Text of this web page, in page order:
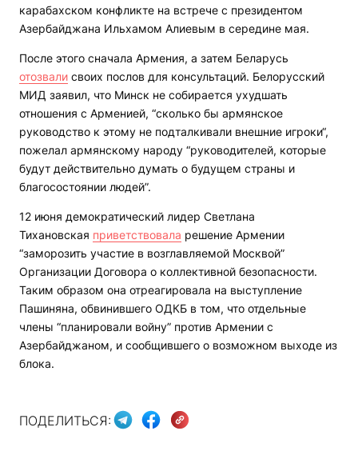
карабахском конфликте на встрече с президентом
Азербайджана Ильхамом Алиевым в середине мая.
После этого сначала Армения, а затем Беларусь
отозвали своих послов для консультаций. Белорусский
МИД заявил, что Минск не собирается ухудшать
отношения с Арменией, “сколько бы армянское
руководство к этому не подталкивали внешние игроки“,
пожелал армянскому народу “руководителей, которые
будут действительно думать о будущем страны и
благосостоянии людей”.
12 июня демократический лидер Светлана
Тихановская приветствовала решение Армении
“заморозить участие в возглавляемой Москвой”
Организации Договора о коллективной безопасности.
Таким образом она отреагировала на выступление
Пашиняна, обвинившего ОДКБ в том, что отдельные
члены “планировали войну” против Армении с
Азербайджаном, и сообщившего о возможном выходе из
блока.
ПОДЕЛИТЬСЯ: